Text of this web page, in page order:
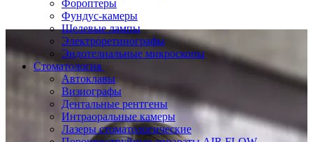
Фороптеры
Фундус-камеры
Щелевые лампы
Электроретинографы
Эндотелиальные микроскопы
Стоматология
Автоклавы
Визиографы
Дентальные рентгены
Интраоральные камеры
Лазеры стоматологические